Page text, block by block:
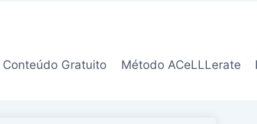
Conteúdo Gratuito Método ACeLLLerate